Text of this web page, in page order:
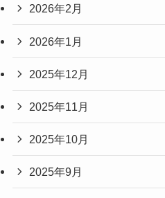
2026年2月
2026年1月
2025年12月
2025年11月
2025年10月
2025年9月